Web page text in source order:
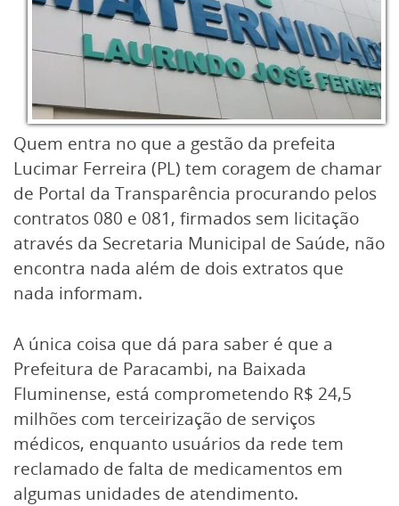
Quem entra no que a gestão da prefeita
Lucimar Ferreira (PL) tem coragem de chamar
de Portal da Transparência procurando pelos
contratos 080 e 081, firmados sem licitação
através da Secretaria Municipal de Saúde, não
encontra nada além de dois extratos que
nada informam.
A única coisa que dá para saber é que a
Prefeitura de Paracambi, na Baixada
Fluminense, está comprometendo R$ 24,5
milhões com terceirização de serviços
médicos, enquanto usuários da rede tem
reclamado de falta de medicamentos em
algumas unidades de atendimento.